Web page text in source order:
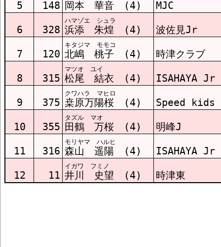
5 148 岡本 華音 (4) MJC
6 328
ハマゾエ シュラ
浜添 朱煌 (4) 波佐見Jr
7 120
キタジマ モモコ
北嶋 桃子 (4) 時津クラブ
8 315
マツオ ユイ
松尾 結衣 (4) ISAHAYA Jr
9 375
クワハラ マヒロ
桒原万陽桜 (4) Speed kids
10 355
タズル マオ
田鶴 万桜 (4) 明峰J
11 316
モリヤマ ハルヒ
森山 遥陽 (4) ISAHAYA Jr
12 11
イガワ フミノ
井川 史望 (4) 時津東